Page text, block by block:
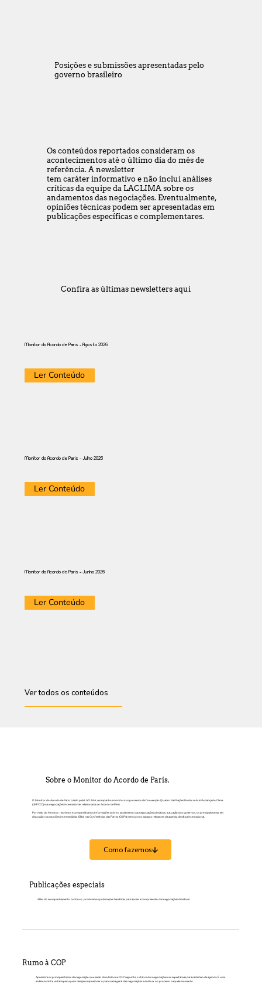
Sobre o Monitor do Acordo de Paris.
O Monitor do Acordo de Paris, criado pela LACLIMA, acompanha e monitora os processos da Convenção-Quadro das Nações Unidas sobre Mudança do Clima
(UNFCCC) e as negociações internacionais relacionadas ao Acordo de Paris.
Por meio do Monitor, reunimos e compartilhamos informações sobre o andamento das negociações climáticas, a atuação dos governos, os principais temas em
discussão nas reuniões intermediárias (SBs), nas Conferências das Partes (COPs) e em outros espaços relevantes da agenda climática internacional.
Como fazemos
Posições e submissões apresentadas pelo
governo brasileiro
Os conteúdos reportados consideram os
acontecimentos até o último dia do mês de
referência. A newsletter
tem caráter informativo e não inclui análises
críticas da equipe da LACLIMA sobre os
andamentos das negociações. Eventualmente,
opiniões técnicas podem ser apresentadas em
publicações específicas e complementares.
Confira as últimas newsletters aqui
Monitor do Acordo de Paris - Agosto 2026
Ler Conteúdo
Monitor do Acordo de Paris - Julho 2026
Ler Conteúdo
Monitor do Acordo de Paris - Junho 2026
Ler Conteúdo
Ver todos os conteúdos
Publicações especiais
Além do acompanhamento contínuo, produzimos publicações temáticas para apoiar a compreensão das negociações climáticas:
Rumo à COP
Apresenta os principais temas de negociação que serão discutidos na COP seguinte, o status das negociações e as expectativas para cada item da agenda. É uma
análise sucinta, voltada para quem deseja compreender o panorama geral das negociações e se situar no processo naquele momento.